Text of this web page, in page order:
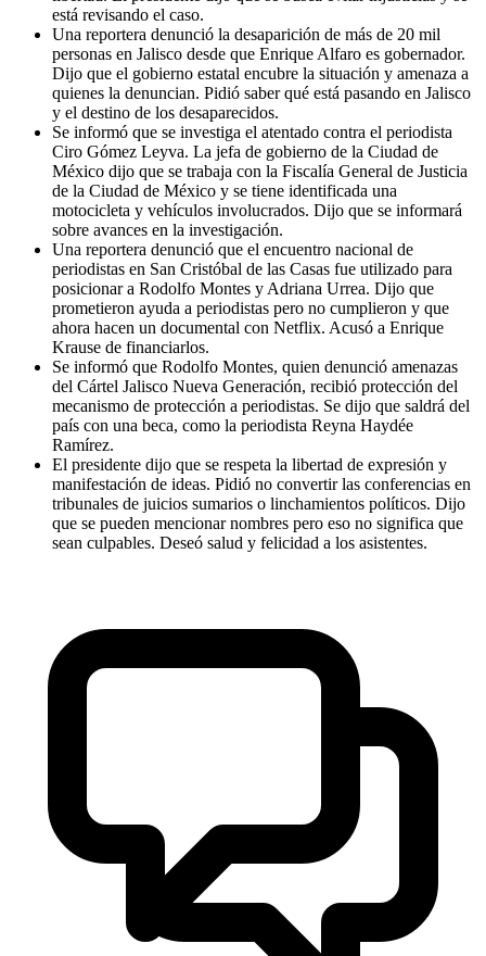
está revisando el caso.
Una reportera denunció la desaparición de más de 20 mil
personas en Jalisco desde que Enrique Alfaro es gobernador.
Dijo que el gobierno estatal encubre la situación y amenaza a
quienes la denuncian. Pidió saber qué está pasando en Jalisco
y el destino de los desaparecidos.
Se informó que se investiga el atentado contra el periodista
Ciro Gómez Leyva. La jefa de gobierno de la Ciudad de
México dijo que se trabaja con la Fiscalía General de Justicia
de la Ciudad de México y se tiene identificada una
motocicleta y vehículos involucrados. Dijo que se informará
sobre avances en la investigación.
Una reportera denunció que el encuentro nacional de
periodistas en San Cristóbal de las Casas fue utilizado para
posicionar a Rodolfo Montes y Adriana Urrea. Dijo que
prometieron ayuda a periodistas pero no cumplieron y que
ahora hacen un documental con Netflix. Acusó a Enrique
Krause de financiarlos.
Se informó que Rodolfo Montes, quien denunció amenazas
del Cártel Jalisco Nueva Generación, recibió protección del
mecanismo de protección a periodistas. Se dijo que saldrá del
país con una beca, como la periodista Reyna Haydée
Ramírez.
El presidente dijo que se respeta la libertad de expresión y
manifestación de ideas. Pidió no convertir las conferencias en
tribunales de juicios sumarios o linchamientos políticos. Dijo
que se pueden mencionar nombres pero eso no significa que
sean culpables. Deseó salud y felicidad a los asistentes.